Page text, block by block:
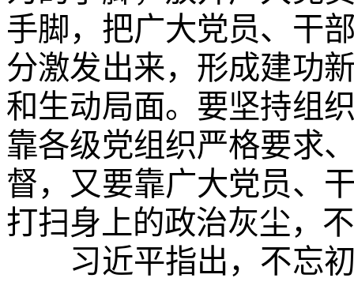
手脚，把广大党员、干
分激发出来，形成建功
和生动局面。要坚持组
靠各级党组织严格要求
督，又要靠广大党员、
打扫身上的政治灰尘，
习近平指出，不忘初